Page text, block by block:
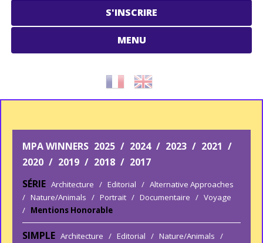
S'INSCRIRE
MENU
MPA WINNERS 2025 / 2024 / 2023 / 2021 /
2020 / 2019 / 2018 / 2017
SÉRIE Architecture / Editorial / Alternative Approaches
/ Nature/Animals / Portrait / Documentaire / Voyage
/ Mentions Honorable
SIMPLE Architecture / Editorial / Nature/Animals /